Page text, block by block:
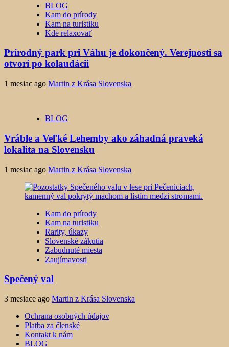
BLOG
Kam do prírody
Kam na turistiku
Kde relaxovať
Prírodný park pri Váhu je dokončený. Verejnosti sa
otvorí po kolaudácii
1 mesiac ago Martin z Krása Slovenska
BLOG
Vráble a Veľké Lehemby ako záhadná praveká
lokalita na Slovensku
1 mesiac ago Martin z Krása Slovenska
Kam do prírody
Kam na turistiku
Rarity, úkazy
Slovenské zákutia
Zabudnuté miesta
Zaujímavosti
Spečený val
3 mesiace ago Martin z Krása Slovenska
Ochrana osobných údajov
Platba za členské
Kontakt k nám
BLOG